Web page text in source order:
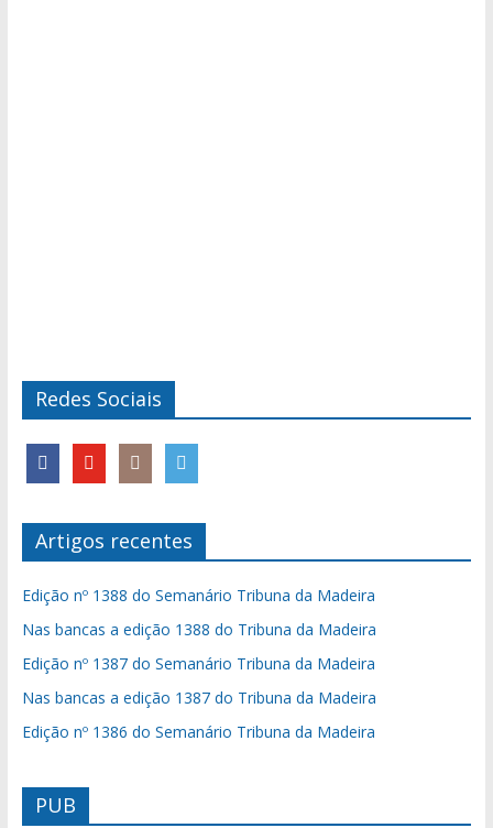
Redes Sociais
Artigos recentes
Edição nº 1388 do Semanário Tribuna da Madeira
Nas bancas a edição 1388 do Tribuna da Madeira
Edição nº 1387 do Semanário Tribuna da Madeira
Nas bancas a edição 1387 do Tribuna da Madeira
Edição nº 1386 do Semanário Tribuna da Madeira
PUB